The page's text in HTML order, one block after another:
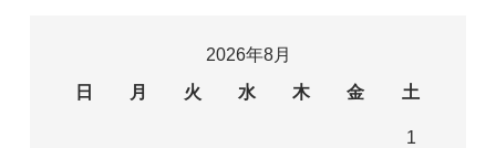
2026年8月
日
月 火 水 木 金 土
1